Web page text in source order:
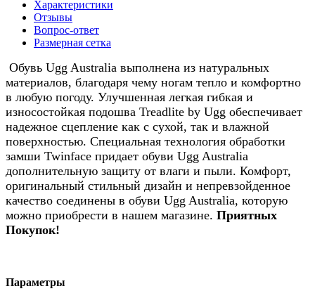
Характеристики
Отзывы
Вопрос-ответ
Размерная сетка
Обувь Ugg Australia выполнена из натуральных
материалов, благодаря чему ногам тепло и комфортно
в любую погоду. Улучшенная легкая гибкая и
износостойкая подошва Treadlite by Ugg обеспечивает
надежное сцепление как с сухой, так и влажной
поверхностью. Специальная технология обработки
замши Twinface придает обуви Ugg Australia
дополнительную защиту от влаги и пыли. Комфорт,
оригинальный стильный дизайн и непревзойденное
качество соединены в обуви Ugg Australia, которую
можно приобрести в нашем магазине. Приятных
Покупок!
Параметры